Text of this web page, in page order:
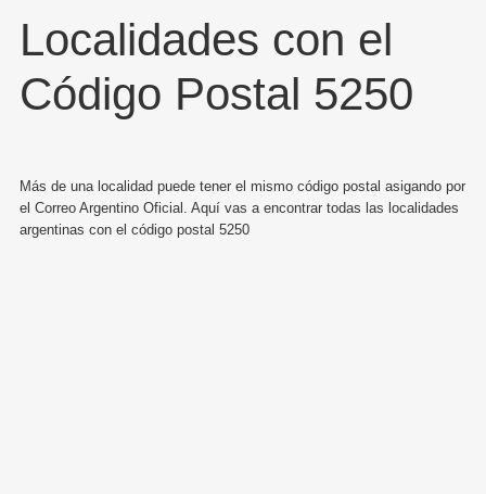
Localidades con el
Código Postal 5250
Más de una localidad puede tener el mismo código postal asigando por
el Correo Argentino Oficial. Aquí vas a encontrar todas las localidades
argentinas con el código postal 5250